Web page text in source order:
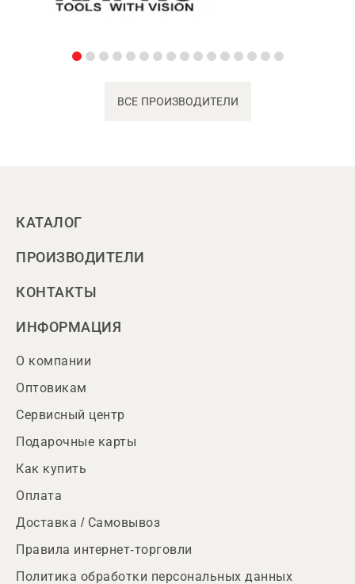
ВСЕ ПРОИЗВОДИТЕЛИ
КАТАЛОГ
ПРОИЗВОДИТЕЛИ
КОНТАКТЫ
ИНФОРМАЦИЯ
О компании
Оптовикам
Сервисный центр
Подарочные карты
Как купить
Оплата
Доставка / Самовывоз
Правила интернет-торговли
Политика обработки персональных данных